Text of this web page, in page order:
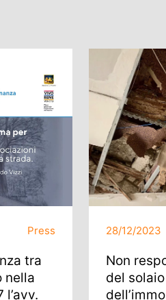
Press
tra
nella
28/12/2023
Non
del